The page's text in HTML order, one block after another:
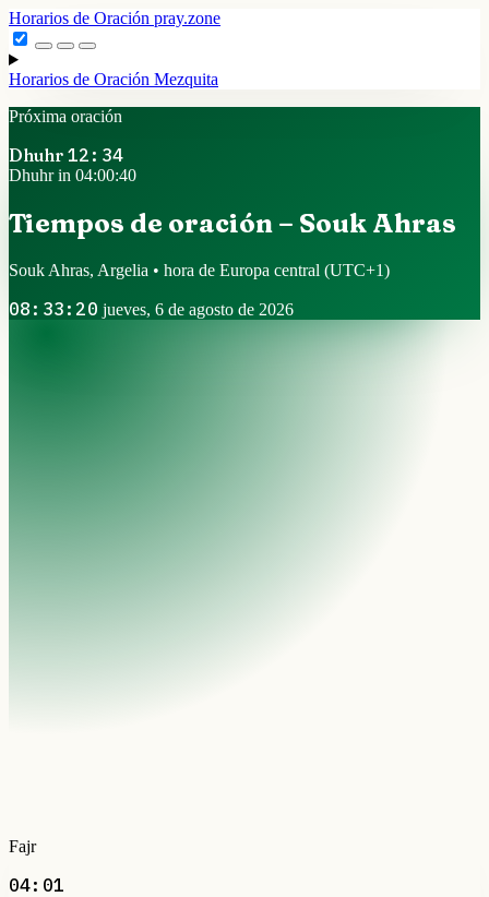
Horarios de Oración pray.zone
Horarios de Oración Mezquita
Próxima oración
Dhuhr 12:34
Dhuhr in 04:00:39
Tiempos de oración – Souk Ahras
Souk Ahras, Argelia • hora de Europa central (UTC+1)
08:33:21 jueves, 6 de agosto de 2026
Fajr
04:01